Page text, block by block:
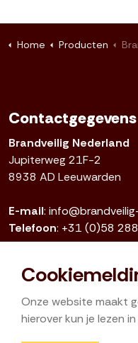
Home Producten
Contactgegevens
Brandveilig Nederland
Jupiterweg 21F-2
8938 AD Leeuwarden
E-mail:
Telefoon: +31 (0)58
Onze website maakt
hierover kun je lezen